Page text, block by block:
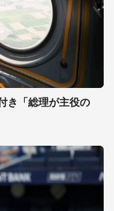
き「総理が主役の